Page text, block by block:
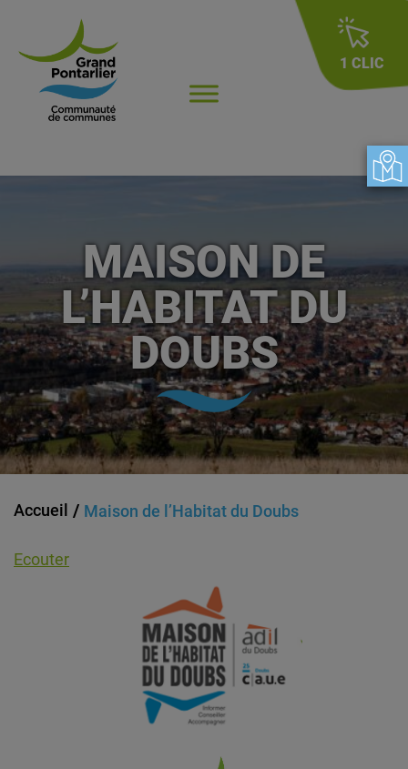
1 CLIC
MAISON DE
L’HABITAT DU
DOUBS
Accueil Maison de l’Habitat du Doubs
Ecouter